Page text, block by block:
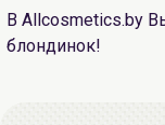
В Allcosmetics.by
блондинок!